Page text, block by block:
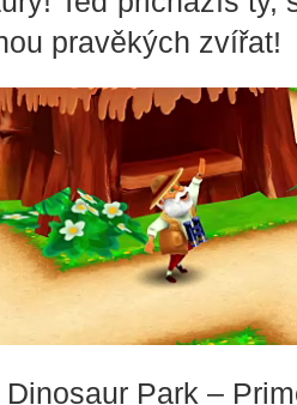
pravěkých zvířat!
Dinosaur Park –